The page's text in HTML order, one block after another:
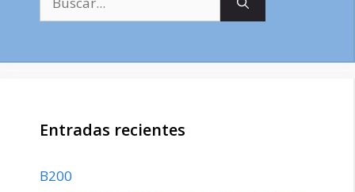
Entradas recientes
B200